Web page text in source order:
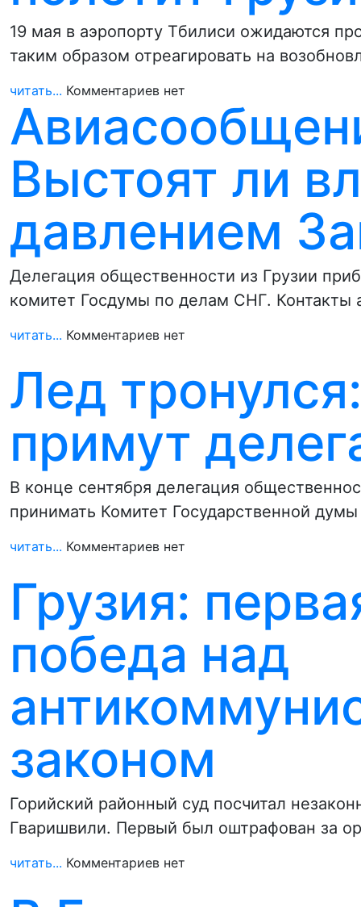
19 мая в аэропорту Тбилиси ожидаются
таким образом отреагировать на
читать... Комментариев нет
Выстоят ли
давлением
Делегация общественности из Грузии
комитет Госдумы по делам СНГ. Контакты
читать... Комментариев нет
Лед
примут
В конце сентября делегация
принимать Комитет Государственной
читать... Комментариев нет
Грузия:
победа над
законом
Горийский районный суд посчитал
Гваришвили. Первый был оштрафован за
читать... Комментариев нет